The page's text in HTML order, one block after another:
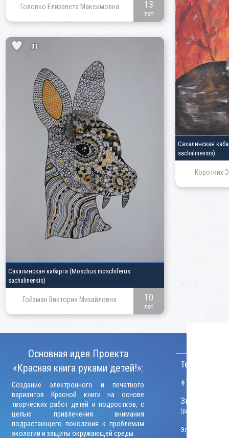
Головко Елизавета Максимовна 13
лет
Сахалинская
sachalinensis)
Коротких
31
Сахалинская кабарга (Moschus moschiferus
sachalinensis)
Гойзман Виктория Михайловна 10
лет
Основная идея Проекта
«Красная книга руками детей!»:
Создание электронного и печатного
вариантов Красной книги на основе
творческих работ детей и подростков, с
целью привлечения внимания
подрастающего поколения к проблемам
экологии и защиты окружающей среды.
Телефон:
+7 (906)
Звонки
(рабочие дни,
Электронный